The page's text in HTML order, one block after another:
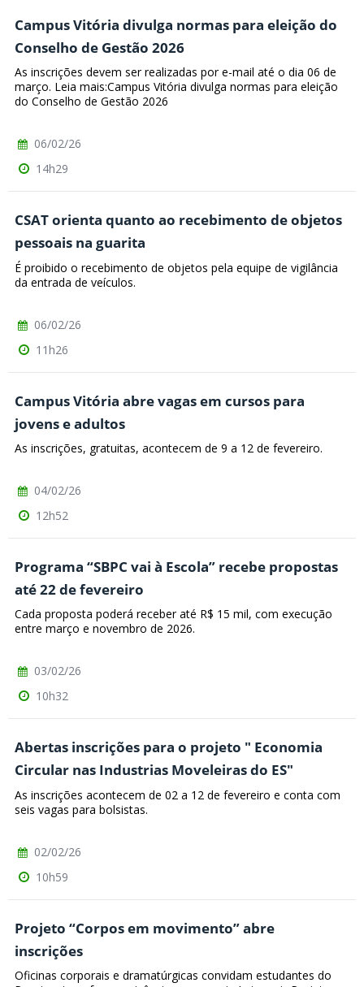
Campus Vitória divulga normas para eleição do
Conselho de Gestão 2026
As inscrições devem ser realizadas por e-mail até o dia 06 de
março. Leia mais:Campus Vitória divulga normas para eleição
do Conselho de Gestão 2026
06/02/26
14h29
CSAT orienta quanto ao recebimento de objetos
pessoais na guarita
É proibido o recebimento de objetos pela equipe de vigilância
da entrada de veículos.
06/02/26
11h26
Campus Vitória abre vagas em cursos para
jovens e adultos
As inscrições, gratuitas, acontecem de 9 a 12 de fevereiro.
04/02/26
12h52
Programa “SBPC vai à Escola” recebe propostas
até 22 de fevereiro
Cada proposta poderá receber até R$ 15 mil, com execução
entre março e novembro de 2026.
03/02/26
10h32
Abertas inscrições para o projeto " Economia
Circular nas Industrias Moveleiras do ES"
As inscrições acontecem de 02 a 12 de fevereiro e conta com
seis vagas para bolsistas.
02/02/26
10h59
Projeto “Corpos em movimento” abre
inscrições
Oficinas corporais e dramatúrgicas convidam estudantes do